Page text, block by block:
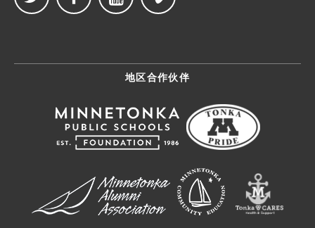
地区合作伙伴